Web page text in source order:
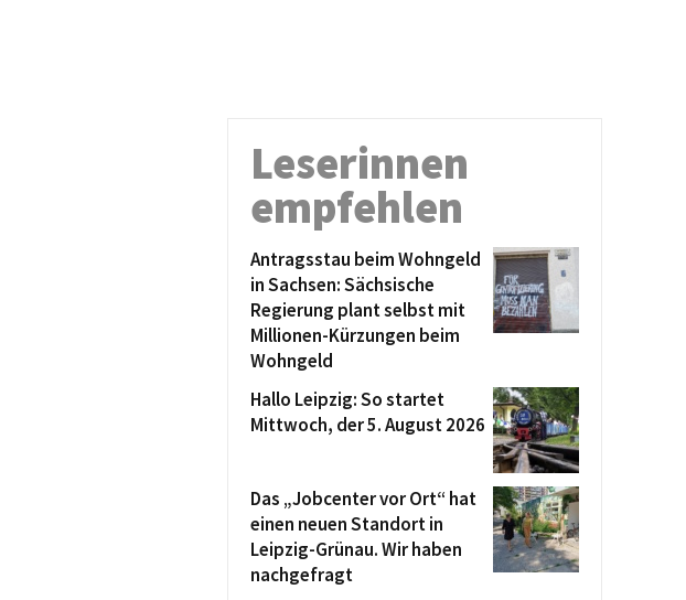
Leserinnen
empfehlen
Antragsstau beim Wohngeld
in Sachsen: Sächsische
Regierung plant selbst mit
Millionen-Kürzungen beim
Wohngeld
Hallo Leipzig: So startet
Mittwoch, der 5. August 2026
Das „Jobcenter vor Ort“ hat
einen neuen Standort in
Leipzig-Grünau. Wir haben
nachgefragt